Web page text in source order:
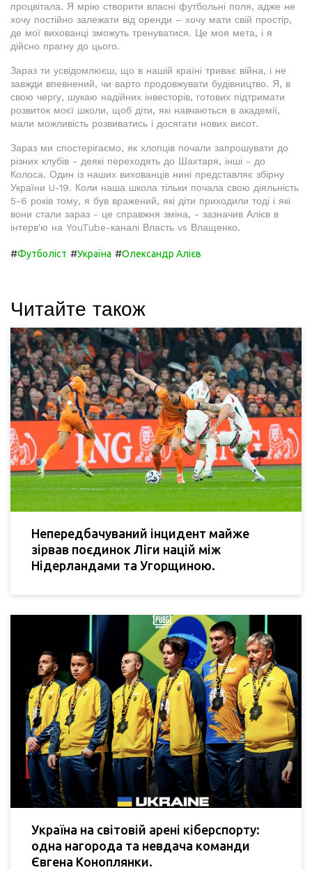
процвітала. Я мрію створити власні футбольні поля, адже не
хочу постійно залежати від оренди – хочу мати свій простір,
де мої вихованці зможуть тренуватися. Це моя мета, і я
дійсно прагну до цього.
Зараз ти усвідомлюєш, що в нашій країні триває війна, і не
завжди впевнений, чи варто продовжувати будівництво. Я, в
свою чергу, шукаю надійних інвесторів, готових підтримати
розвиток моєї школи, щоб діти, які навчаються в академії,
мали можливість розвиватись і досягати нових висот.
Зараз ми спостерігаємо, як хлопців почали запрошувати до
різних клубів - деякі переходять до Шахтаря, інші - до
Колоса. Один із наших вихованців нині представляє збірну
України U-19. Коли наша школа тільки почала свою діяльність
5-6 років тому, я був вражений, які діти приходили тоді і які
вони стали зараз - це справжня зміна, - зазначив Алієв в
інтерв'ю на YouTube-каналі Власть vs Влащенко.
#Футболіст #Україна #Олександр Алієв
Читайте також
Непередбачуваний інцидент майже
зірвав поєдинок Ліги націй між
Нідерландами та Угорщиною.
Україна на світовій арені кіберспорту:
одна нагорода та невдача команди
Євгена Коноплянки.